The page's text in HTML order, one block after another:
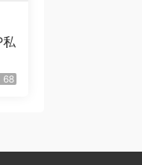
私
68